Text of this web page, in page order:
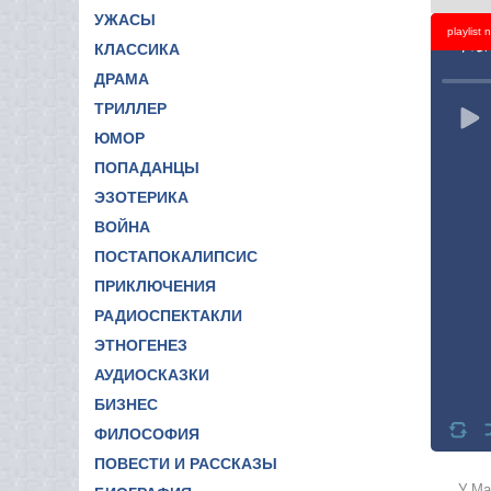
УЖАСЫ
КЛАССИКА
ДРАМА
ТРИЛЛЕР
ЮМОР
ПОПАДАНЦЫ
ЭЗОТЕРИКА
ВОЙНА
ПОСТАПОКАЛИПСИС
ПРИКЛЮЧЕНИЯ
РАДИОСПЕКТАКЛИ
ЭТНОГЕНЕЗ
АУДИОСКАЗКИ
БИЗНЕС
ФИЛОСОФИЯ
ПОВЕСТИ И РАССКАЗЫ
playlist